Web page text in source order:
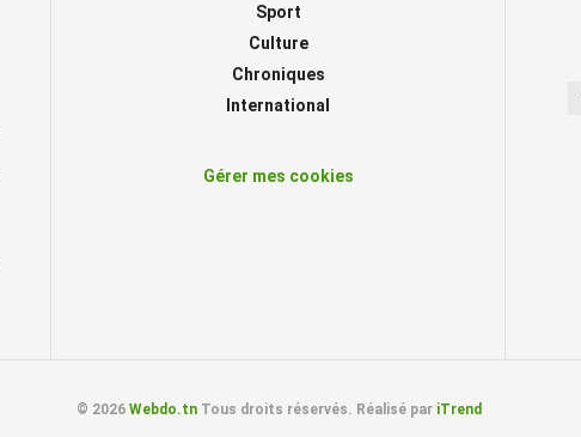
Sport
Culture
Chroniques
International
Gérer mes cookies
© 2026 Webdo.tnTous droits réservés. Réalisé par iTrend